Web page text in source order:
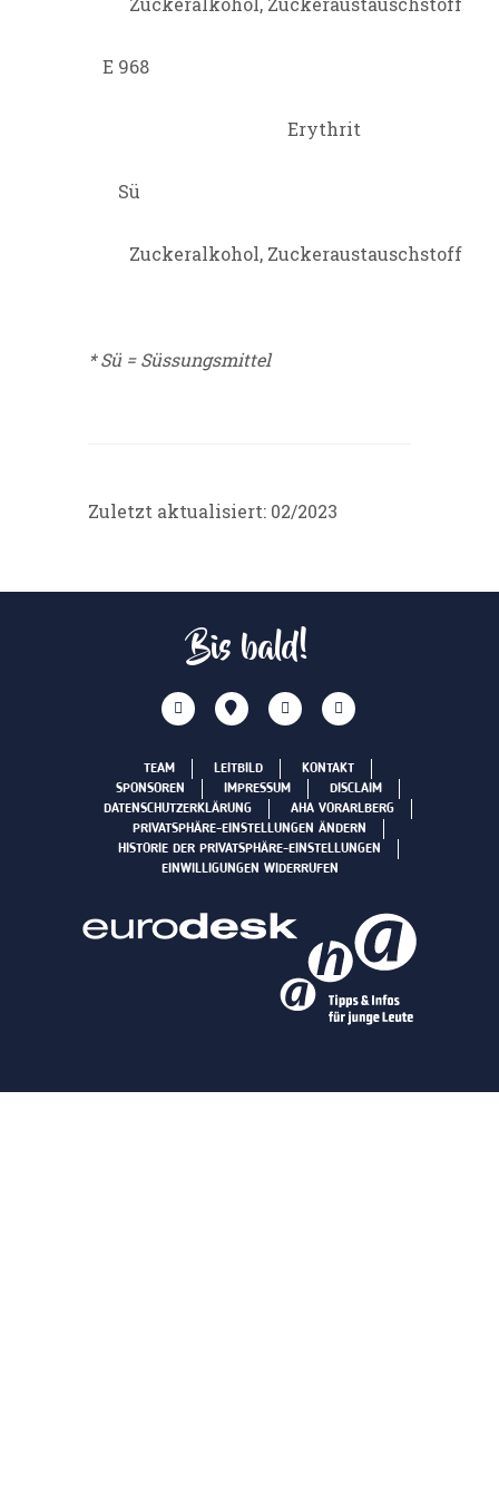
E 968
Erythrit
Sü
Zuckeralkohol, Zuckeraustauschstoff
* Sü = Süssungsmittel
Zuletzt aktualisiert: 02/2023
Bis bald!
TEAM LEITBILD
KONTAKT
SPONSOREN
IMPRESSUM
DISCLAIM
DATENSCHUTZERKLÄRUNG
AHA VORARLBERG
PRIVATSPHÄRE-EINSTELLUNGEN ÄNDERN
HISTORIE DER PRIVATSPHÄRE-EINSTELLUNGEN
EINWILLIGUNGEN WIDERRUFEN